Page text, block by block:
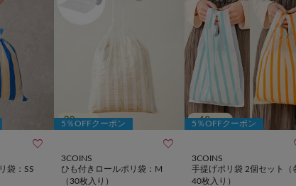

袋：SS
5％OFFクーポン

3COINS
ひも付きロールポリ袋：M
（30枚入り）
5％OFFクーポン
3COINS
手提げポリ袋 2個セット（
40枚入り）